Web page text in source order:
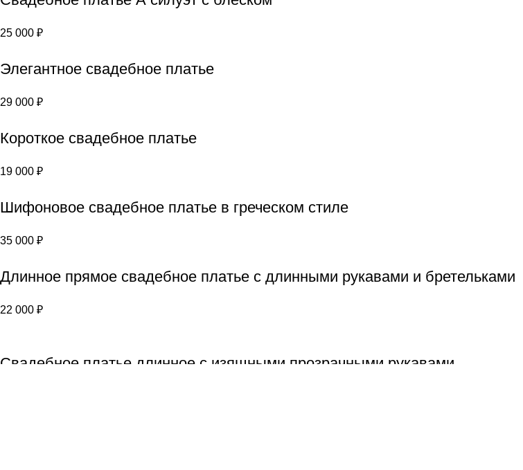
25 000 ₽
Элегантное свадебное платье
29 000 ₽
Короткое свадебное платье
19 000 ₽
Шифоновое свадебное платье в греческом стиле
35 000 ₽
Длинное прямое свадебное платье с длинными рукавами и бретельками
22 000 ₽
Свадебное платье длинное с изящными прозрачными рукавами